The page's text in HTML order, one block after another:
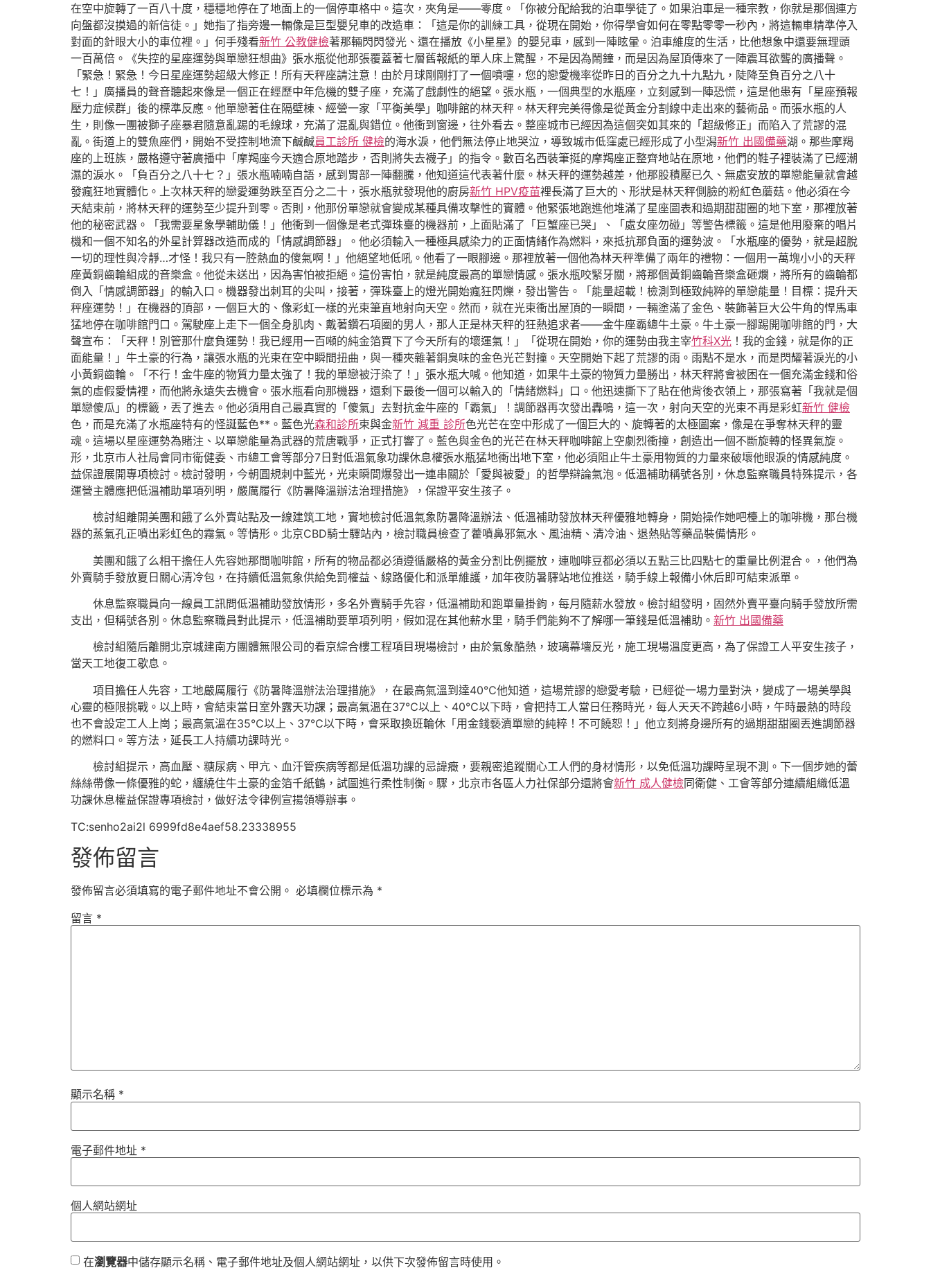
在空中旋轉了一百八十度，穩穩地停在了地面上的一個停車格中。這次，夾角是——零度。「你被分配給我的泊車學徒了。如果泊車是一種宗教，你就是那個連方
向盤都沒摸過的新信徒。」她指了指旁邊一輛像是巨型嬰兒車的改造車：「這是你的訓練工具，從現在開始，你得學會如何在零點零零一秒內，將這輛車精準停入
對面的針眼大小的車位裡。」何手殘看新竹 公教健檢著那輛閃閃發光、還在播放《小星星》的嬰兒車，感到一陣眩暈。泊車維度的生活，比他想象中還要無理頭
一百萬倍。《失控的星座運勢與單戀狂想曲》張水瓶從他那張覆蓋著七層舊報紙的單人床上驚醒，不是因為鬧鐘，而是因為屋頂傳來了一陣震耳欲聾的廣播聲。
「緊急！緊急！今日星座運勢超級大修正！所有天秤座請注意！由於月球剛剛打了一個噴嚏，您的戀愛機率從昨日的百分之九十九點九，陡降至負百分之八十
七！」廣播員的聲音聽起來像是一個正在經歷中年危機的雙子座，充滿了戲劇性的絕望。張水瓶，一個典型的水瓶座，立刻感到一陣恐慌，這是他患有「星座預報
壓力症候群」後的標準反應。他單戀著住在隔壁棟、經營一家「平衡美學」咖啡館的林天秤。林天秤完美得像是從黃金分割線中走出來的藝術品。而張水瓶的人
生，則像一團被獅子座暴君隨意亂踢的毛線球，充滿了混亂與錯位。他衝到窗邊，往外看去。整座城市已經因為這個突如其來的「超級修正」而陷入了荒謬的混
亂。街道上的雙魚座們，開始不受控制地流下鹹鹹員工診所 健檢的海水淚，他們無法停止地哭泣，導致城市低窪處已經形成了小型潟新竹 出國備藥湖。那些摩羯
座的上班族，嚴格遵守著廣播中「摩羯座今天適合原地踏步，否則將失去襪子」的指令。數百名西裝筆挺的摩羯座正整齊地站在原地，他們的鞋子裡裝滿了已經潮
濕的淚水。「負百分之八十七？」張水瓶喃喃自語，感到胃部一陣翻騰，他知道這代表著什麼。林天秤的運勢越差，他那股積壓已久、無處安放的單戀能量就會越
發瘋狂地實體化。上次林天秤的戀愛運勢跌至百分之二十，張水瓶就發現他的廚房新竹 HPV疫苗裡長滿了巨大的、形狀是林天秤側臉的粉紅色蘑菇。他必須在今
天結束前，將林天秤的運勢至少提升到零。否則，他那份單戀就會變成某種具備攻擊性的實體。他緊張地跑進他堆滿了星座圖表和過期甜甜圈的地下室，那裡放著
他的秘密武器。「我需要星象學輔助儀！」他衝到一個像是老式彈珠臺的機器前，上面貼滿了「巨蟹座已哭」、「處女座勿碰」等警告標籤。這是他用廢棄的唱片
機和一個不知名的外星計算器改造而成的「情感調節器」。他必須輸入一種極具感染力的正面情緒作為燃料，來抵抗那負面的運勢波。「水瓶座的優勢，就是超脫
一切的理性與冷靜…才怪！我只有一腔熱血的傻氣啊！」他絕望地低吼。他看了一眼腳邊。那裡放著一個他為林天秤準備了兩年的禮物：一個用一萬塊小小的天秤
座黃銅齒輪組成的音樂盒。他從未送出，因為害怕被拒絕。這份害怕，就是純度最高的單戀情感。張水瓶咬緊牙關，將那個黃銅齒輪音樂盒砸爛，將所有的齒輪都
倒入「情感調節器」的輸入口。機器發出刺耳的尖叫，接著，彈珠臺上的燈光開始瘋狂閃爍，發出警告。「能量超載！檢測到極致純粹的單戀能量！目標：提升天
秤座運勢！」在機器的頂部，一個巨大的、像彩虹一樣的光束筆直地射向天空。然而，就在光束衝出屋頂的一瞬間，一輛塗滿了金色、裝飾著巨大公牛角的悍馬車
猛地停在咖啡館門口。駕駛座上走下一個全身肌肉、戴著鑽石項圈的男人，那人正是林天秤的狂熱追求者——金牛座霸總牛土豪。牛土豪一腳踢開咖啡館的門，大
聲宣布：「天秤！別管那什麼負運勢！我已經用一百噸的純金箔買下了今天所有的壞運氣！」「從現在開始，你的運勢由我主宰竹科X光 ！我的金錢，就是你的正
面能量！」牛土豪的行為，讓張水瓶的光束在空中瞬間扭曲，與一種夾雜著銅臭味的金色光芒對撞。天空開始下起了荒謬的雨。雨點不是水，而是閃耀著淚光的小
小黃銅齒輪。「不行！金牛座的物質力量太強了！我的單戀被汙染了！」張水瓶大喊。他知道，如果牛土豪的物質力量勝出，林天秤將會被困在一個充滿金錢和俗
氣的虛假愛情裡，而他將永遠失去機會。張水瓶看向那機器，還剩下最後一個可以輸入的「情緒燃料」口。他迅速撕下了貼在他背後衣領上，那張寫著「我就是個
單戀傻瓜」的標籤，丟了進去。他必須用自己最真實的「傻氣」去對抗金牛座的「霸氣」！調節器再次發出轟鳴，這一次，射向天空的光束不再是彩虹新竹 健檢
色，而是充滿了水瓶座特有的怪誕藍色**。藍色光森和診所束與金新竹 減重 診所色光芒在空中形成了一個巨大的、旋轉著的太極圖案，像是在爭奪林天秤的靈
魂。這場以星座運勢為賭注、以單戀能量為武器的荒唐戰爭，正式打響了。藍色與金色的光芒在林天秤咖啡館上空劇烈衝撞，創造出一個不斷旋轉的怪異氣旋。
形，北京市人社局會同市衛健委、市總工會等部分7日對低溫氣象功課休息權張水瓶猛地衝出地下室，他必須阻止牛土豪用物質的力量來破壞他眼淚的情感純度。
益保證展開專項檢討。檢討發明，今朝圓規刺中藍光，光束瞬間爆發出一連串關於「愛與被愛」的哲學辯論氣泡。低溫補助稱號各別，休息監察職員特殊提示，各
運營主體應把低溫補助單項列明，嚴厲履行《防暑降溫辦法治理措施》，保證平安生孩子。
檢討組離開美團和餓了么外賣站點及一線建筑工地，實地檢討低溫氣象防暑降溫辦法、低溫補助發放林天秤優雅地轉身，開始操作她吧檯上的咖啡機，那台機
器的蒸氣孔正噴出彩虹色的霧氣。等情形。北京CBD騎士驛站內，檢討職員檢查了藿噴鼻邪氣水、風油精、清冷油、退熱貼等藥品裝備情形。
美團和餓了么相干擔任人先容她那間咖啡館，所有的物品都必須遵循嚴格的黃金分割比例擺放，連咖啡豆都必須以五點三比四點七的重量比例混合。，他們為
外賣騎手發放夏日關心清冷包，在持續低溫氣象供給免罰權益、線路優化和派單維護，加年夜防暑驛站地位推送，騎手線上報備小休后即可結束派單。
休息監察職員向一線員工訊問低溫補助發放情形，多名外賣騎手先容，低溫補助和跑單量掛鉤，每月隨薪水發放。檢討組發明，固然外賣平臺向騎手發放所需
支出，但稱號各別。休息監察職員對此提示，低溫補助要單項列明，假如混在其他薪水里，騎手們能夠不了解哪一筆錢是低溫補助。 新竹 出國備藥
檢討組隨后離開北京城建南方團體無限公司的看京綜合樓工程項目現場檢討，由於氣象酷熱，玻璃幕墻反光，施工現場溫度更高，為了保證工人平安生孩子，
當天工地復工歇息。
項目擔任人先容，工地嚴厲履行《防暑降溫辦法治理措施》，在最高氣溫到達40℃他知道，這場荒謬的戀愛考驗，已經從一場力量對決，變成了一場美學與
心靈的極限挑戰。以上時，會結束當日室外露天功課；最高氣溫在37℃以上、40℃以下時，會把持工人當日任務時光，每人天天不跨越6小時，午時最熱的時段
也不會設定工人上崗；最高氣溫在35℃以上、37℃以下時，會采取換班輪休「用金錢褻瀆單戀的純粹！不可饒恕！」他立刻將身邊所有的過期甜甜圈丟進調節器
的燃料口。等方法，延長工人持續功課時光。
檢討組提示，高血壓、糖尿病、甲亢、血汗管疾病等都是低溫功課的忌諱癥，要親密追蹤關心工人們的身材情形，以免低溫功課時呈現不測。下一個步她的蕾
絲絲帶像一條優雅的蛇，纏繞住牛土豪的金箔千紙鶴，試圖進行柔性制衡。驟，北京市各區人力社保部分還將會新竹 成人健檢同衛健、工會等部分連續組織低溫
功課休息權益保證專項檢討，做好法令律例宣揚領導辦事。
TC:senho2ai2l 6999fd8e4aef58.23338955
發佈留言
發佈留言必須填寫的電子郵件地址不會公開。 必填欄位標示為 *
留言 *
顯示名稱 *
電子郵件地址 *
個人網站網址
在瀏覽器中儲存顯示名稱、電子郵件地址及個人網站網址，以供下次發佈留言時使用。